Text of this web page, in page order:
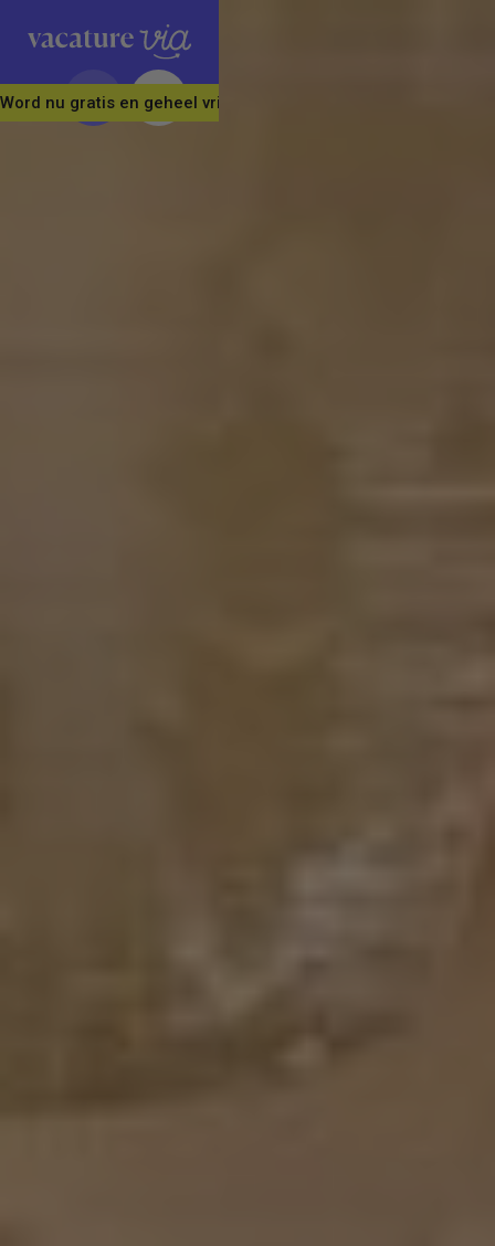
Word nu gratis en geheel vrijblijvend lid van ons Vacature Via